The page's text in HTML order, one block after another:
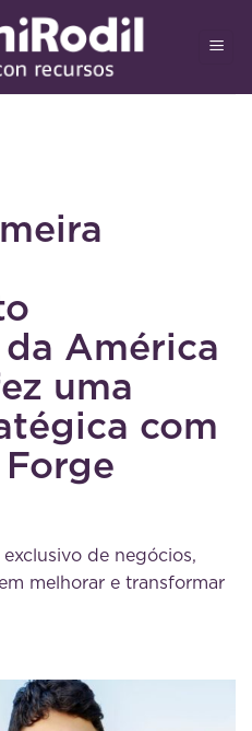
América
uma
com
de negócios,
melhorar e transformar